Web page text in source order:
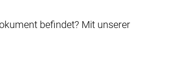
befindet? Mit unserer